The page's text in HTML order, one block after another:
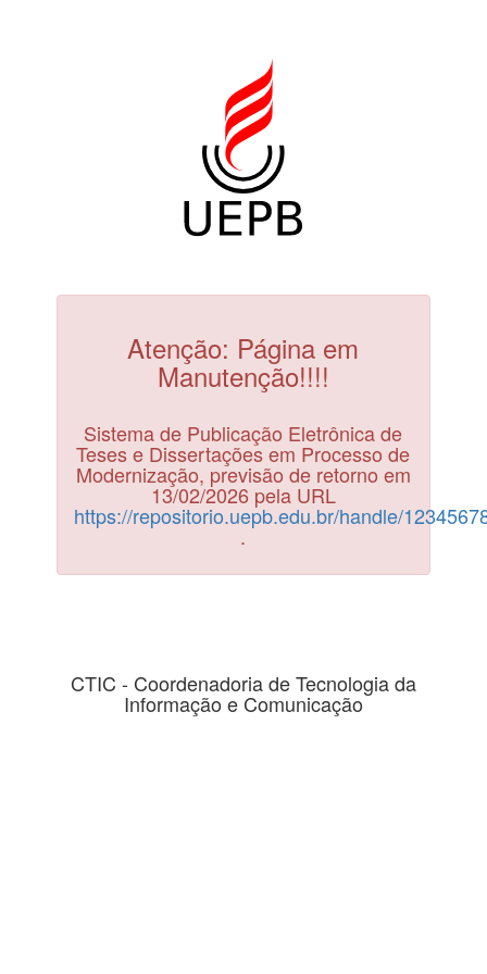
Atenção: Página em
Manutenção!!!!
Sistema de Publicação Eletrônica de
Teses e Dissertações em Processo de
Modernização, previsão de retorno em
13/02/2026 pela URL
https://repositorio.uepb.edu.br/handle/
.
CTIC - Coordenadoria de Tecnologia da
Informação e Comunicação